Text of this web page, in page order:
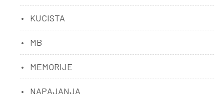
KUCISTA
MB
MEMORIJE
NAPAJANJA